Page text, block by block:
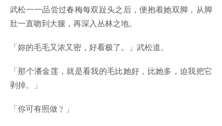
武松一一品尝过春梅每双趾头之后，便抱着她双脚，从脚
肚一直吻到大腿，再深入丛林之地。
「妳的毛毛又浓又密，好看极了。」武松道。
「那个潘金莲，就是看我的毛比她好，比她多，迫我把它
剥掉。」
「你可有照做﹖」